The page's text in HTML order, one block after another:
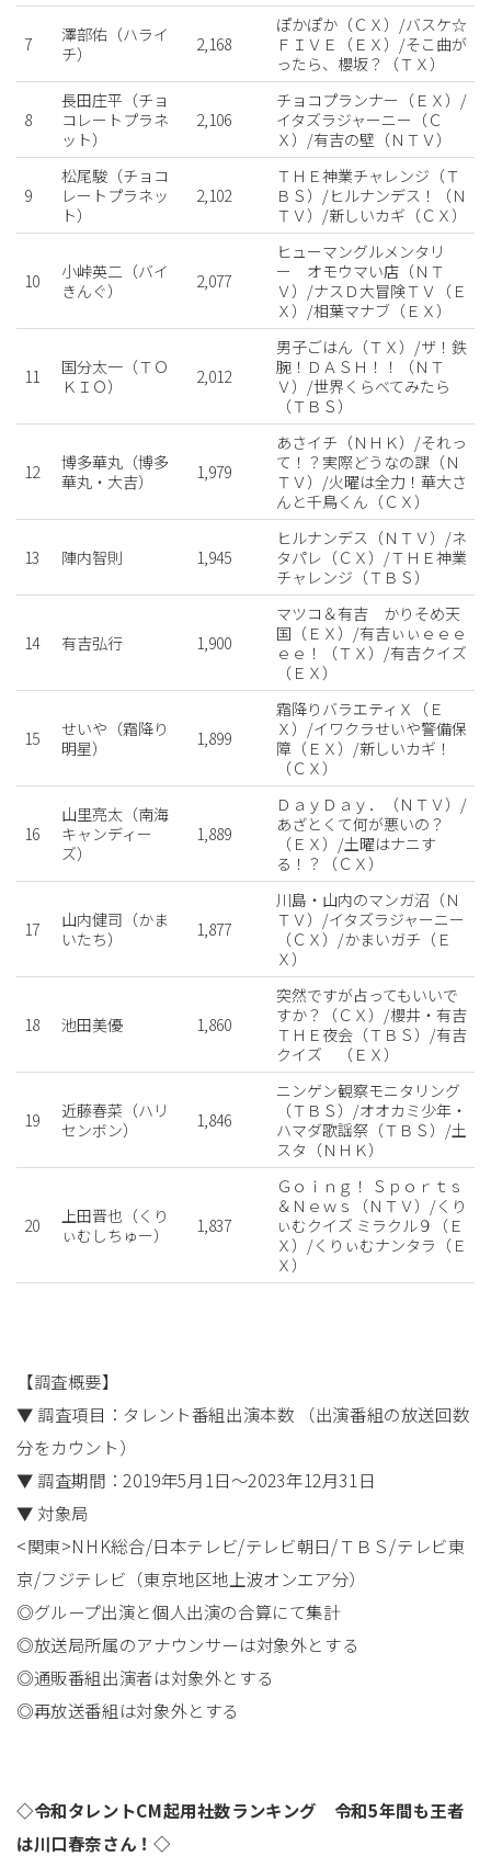
7
澤部佑（ハライ
チ）
2,168
ぽかぽか（ＣＸ）/バスケ☆
ＦＩＶＥ（ＥＸ）/そこ曲が
ったら、櫻坂？（ＴＸ）
8
長田庄平（チョ
コレートプラネ
ット）
2,106
チョコプランナー（ＥＸ）/
イタズラジャーニー（Ｃ
Ｘ）/有吉の壁（ＮＴＶ）
9
松尾駿（チョコ
レートプラネッ
ト）
2,102
ＴＨＥ神業チャレンジ（Ｔ
ＢＳ）/ヒルナンデス！（Ｎ
ＴＶ）/新しいカギ（ＣＸ）
10
小峠英二（バイ
きんぐ）
2,077
ヒューマングルメンタリ
ー オモウマい店（ＮＴ
Ｖ）/ナスＤ大冒険ＴＶ（Ｅ
Ｘ）/相葉マナブ（ＥＸ）
11
国分太一（ＴＯ
ＫＩＯ）
2,012
男子ごはん（ＴＸ）/ザ！鉄
腕！ＤＡＳＨ！！（ＮＴ
Ｖ）/世界くらべてみたら
（ＴＢＳ）
12
博多華丸（博多
華丸・大吉）
1,979
あさイチ（ＮＨＫ）/それっ
て！？実際どうなの課（Ｎ
ＴＶ）/火曜は全力！華大さ
んと千鳥くん（ＣＸ）
13 陣内智則 1,945
ヒルナンデス（ＮＴＶ）/ネ
タパレ（ＣＸ）/ＴＨＥ神業
チャレンジ（ＴＢＳ）
14 有吉弘行 1,900
マツコ＆有吉 かりそめ天
国（ＥＸ）/有吉ぃぃｅｅｅ
ｅｅ！（ＴＸ）/有吉クイズ
（ＥＸ）
15
せいや（霜降り
明星）
1,899
霜降りバラエティＸ（Ｅ
Ｘ）/イワクラせいや警備保
障（ＥＸ）/新しいカギ！
（ＣＸ）
16
山里亮太（南海
キャンディー
ズ）
1,889
ＤａｙＤａｙ．（ＮＴＶ）/
あざとくて何が悪いの？
（ＥＸ）/土曜はナニす
る！？（ＣＸ）
17
山内健司（かま
いたち）
1,877
川島・山内のマンガ沼（Ｎ
ＴＶ）/イタズラジャーニー
（ＣＸ）/かまいガチ（Ｅ
Ｘ）
18 池田美優 1,860
突然ですが占ってもいいで
すか？（ＣＸ）/櫻井・有吉
ＴＨＥ夜会（ＴＢＳ）/有吉
クイズ （ＥＸ）
19
近藤春菜（ハリ
センボン）
1,846
ニンゲン観察モニタリング
（ＴＢＳ）/オオカミ少年・
ハマダ歌謡祭（ＴＢＳ）/土
スタ（ＮＨＫ）
20
上田晋也（くり
ぃむしちゅー）
1,837
Ｇｏｉｎｇ！ Ｓｐｏｒｔｓ
＆Ｎｅｗｓ（ＮＴＶ）/くり
ぃむクイズ ミラクル９（Ｅ
Ｘ）/くりぃむナンタラ（Ｅ
Ｘ）
【調査概要】
▼ 調査項目：タレント番組出演本数 （出演番組の放送回数
分をカウント）
▼ 調査期間：2019年5月1日～2023年12月31日
▼ 対象局
<関東>NHK総合/日本テレビ/テレビ朝日/ＴＢＳ/テレビ東
京/フジテレビ（東京地区地上波オンエア分）
◎グループ出演と個人出演の合算にて集計
◎放送局所属のアナウンサーは対象外とする
◎通販番組出演者は対象外とする
◎再放送番組は対象外とする
◇令和タレントCM起用社数ランキング 令和5年間も王者
は川口春奈さん！◇